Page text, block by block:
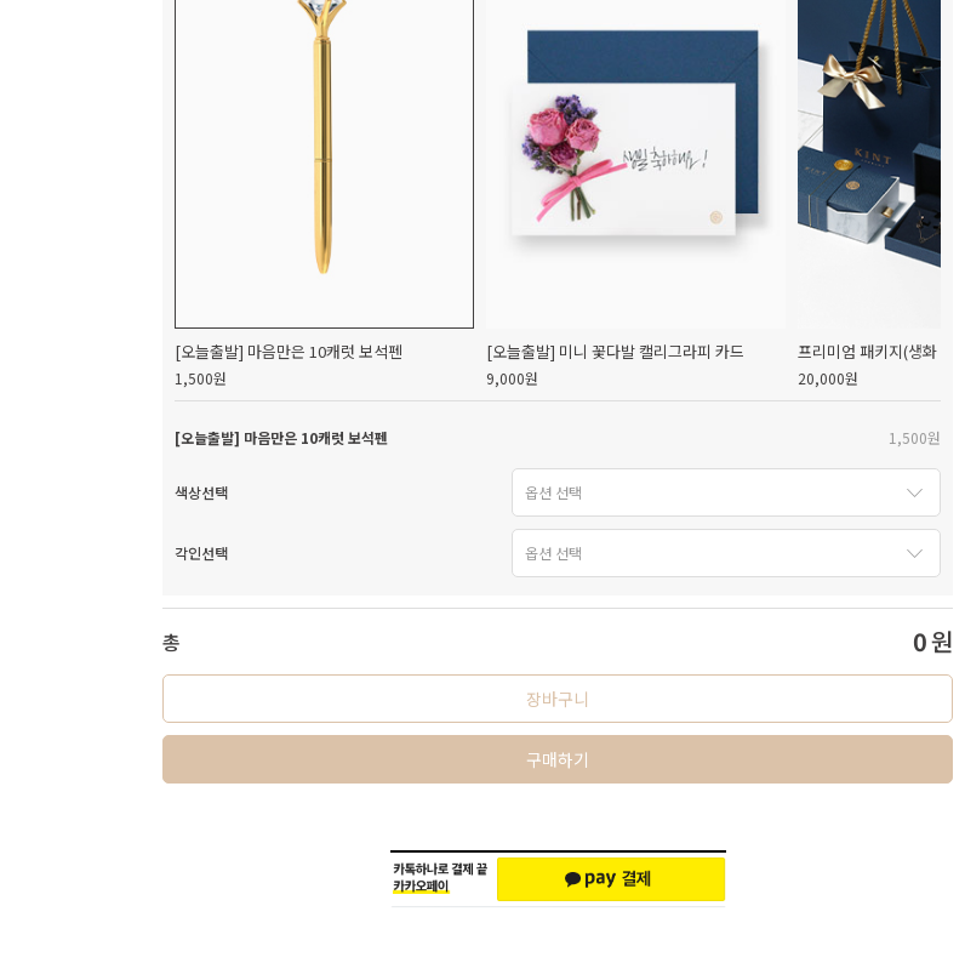
[오늘출발] 마음만은 10캐럿 보석펜
1,500원
[오늘출발] 미니 꽃다발 캘리그라피 카드
9,000원
프리미엄 패키지(생화 캘
20,000원
[오늘출발] 마음만은 10캐럿 보석펜 1,500원
색상선택
각인선택
총 0원
장바구니
구매하기